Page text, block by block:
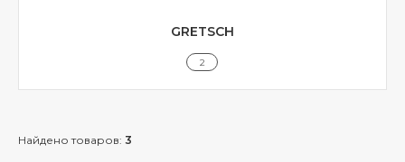
GRETSCH
2
Найдено товаров: 3